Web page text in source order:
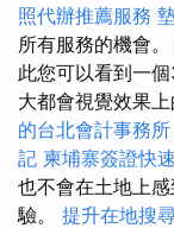
照代辦推薦服務
所有服務的機會
此您可以看到一
大都會視覺效果
的台北會計事務所
記 柬埔寨簽證快
也不會在土地上
驗。 提升在地搜